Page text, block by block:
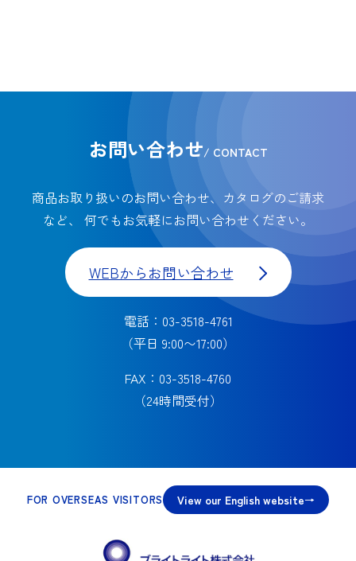
お問い合わせ/ CONTACT
商品お取り扱いのお問い合わせ、カタログのご請求
など、
何でもお気軽にお問い合わせください。
WEBからお問い合わせ
電話：03-3518-4761
（平日 9:00〜17:00）
FAX：03-3518-4760
（24時間受付）
FOR OVERSEAS VISITORS View our English website